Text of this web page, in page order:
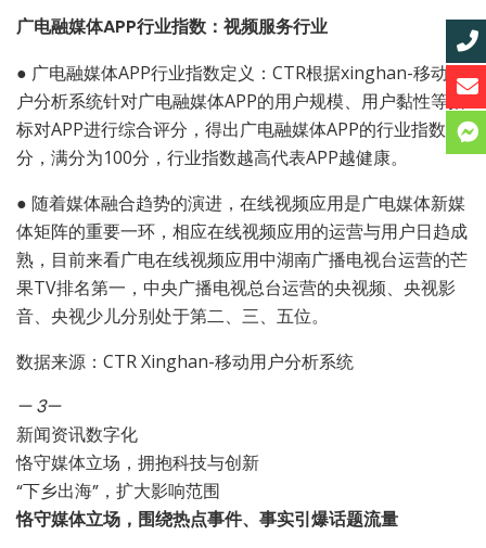
广电融媒体APP行业指数：视频服务行业
● 广电融媒体APP行业指数定义：CTR根据xinghan-移动用
户分析系统针对广电融媒体APP的用户规模、用户黏性等指
标对APP进行综合评分，得出广电融媒体APP的行业指数评
分，满分为100分，行业指数越高代表APP越健康。
● 随着媒体融合趋势的演进，在线视频应用是广电媒体新媒
体矩阵的重要一环，相应在线视频应用的运营与用户日趋成
熟，目前来看广电在线视频应用中湖南广播电视台运营的芒
果TV排名第一，中央广播电视总台运营的央视频、央视影
音、央视少儿分别处于第二、三、五位。
数据来源：CTR Xinghan-移动用户分析系统
— 3—
新闻资讯数字化
恪守媒体立场，拥抱科技与创新
“下乡出海”，扩大影响范围
恪守媒体立场，围绕热点事件、事实引爆话题流量